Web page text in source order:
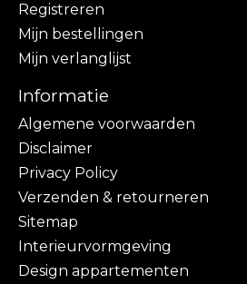
Registreren
Mijn bestellingen
Mijn verlanglijst
Informatie
Algemene voorwaarden
Disclaimer
Privacy Policy
Verzenden & retourneren
Sitemap
Interieurvormgeving
Design appartementen